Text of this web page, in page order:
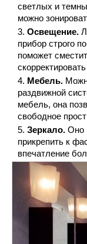
светлых и
можно
Освещение.
прибор строго
поможет
Мебель.
раздвижной
мебель, она
свободное
Зеркало. Оно
прикрепить к
впечатление